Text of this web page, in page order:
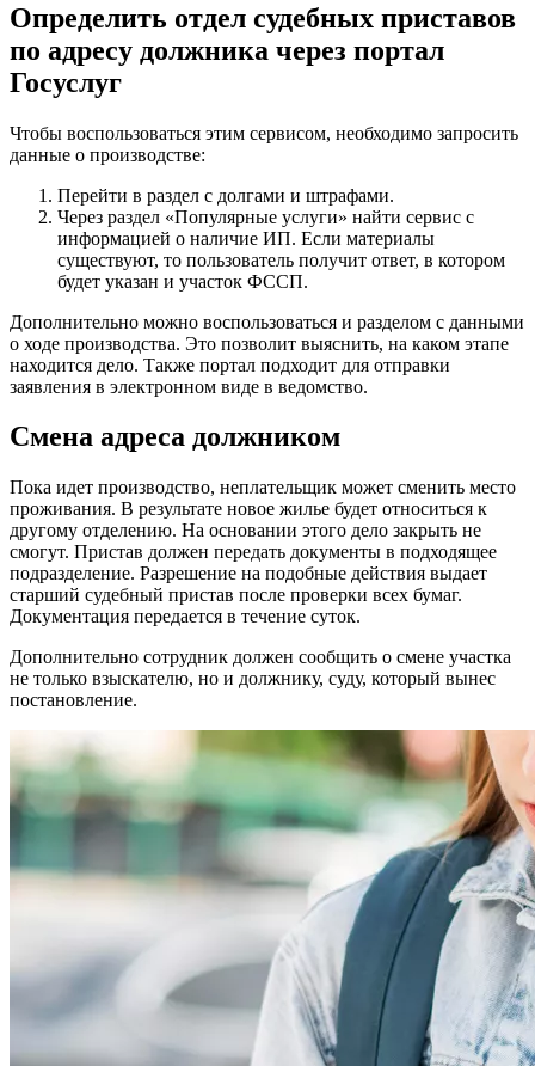
Определить отдел судебных приставов
по адресу должника через портал
Госуслуг
Чтобы воспользоваться этим сервисом, необходимо запросить
данные о производстве:
Перейти в раздел с долгами и штрафами.
Через раздел «Популярные услуги» найти сервис с
информацией о наличие ИП. Если материалы
существуют, то пользователь получит ответ, в котором
будет указан и участок ФССП.
Дополнительно можно воспользоваться и разделом с данными
о ходе производства. Это позволит выяснить, на каком этапе
находится дело. Также портал подходит для отправки
заявления в электронном виде в ведомство.
Смена адреса должником
Пока идет производство, неплательщик может сменить место
проживания. В результате новое жилье будет относиться к
другому отделению. На основании этого дело закрыть не
смогут. Пристав должен передать документы в подходящее
подразделение. Разрешение на подобные действия выдает
старший судебный пристав после проверки всех бумаг.
Документация передается в течение суток.
Дополнительно сотрудник должен сообщить о смене участка
не только взыскателю, но и должнику, суду, который вынес
постановление.